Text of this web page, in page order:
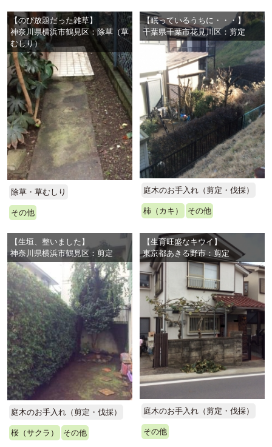
【のび放題だった雑草】
神奈川県横浜市鶴見区：除草（草
むしり）
除草・草むしり
その他
【眠っているうちに・・・】
千葉県千葉市花見川区：剪定
庭木のお手入れ（剪定・伐採）
柿（カキ） その他
【生垣、整いました】
神奈川県横浜市鶴見区：剪定
庭木のお手入れ（剪定・伐採）
桜（サクラ） その他
【生育旺盛なキウイ】
東京都あきる野市：剪定
庭木のお手入れ（剪定・伐採）
その他